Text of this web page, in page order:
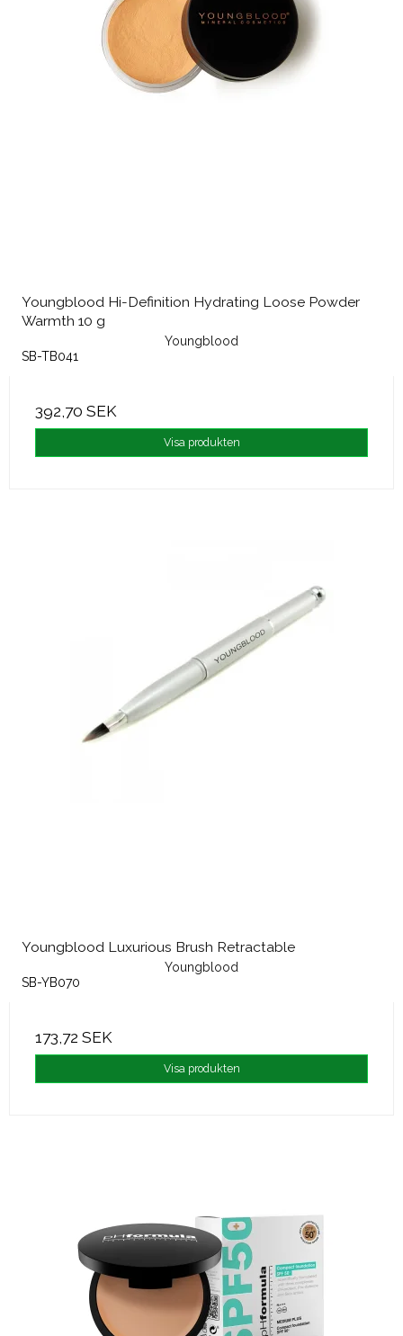
Youngblood Hi-Definition Hydrating Loose Powder
Warmth 10 g
Youngblood
SB-TB041
392,70 SEK
Visa produkten
Youngblood Luxurious Brush Retractable
Youngblood
SB-YB070
173,72 SEK
Visa produkten